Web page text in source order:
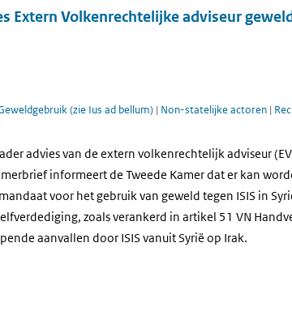
Extern Volkenrechtelijke adviseur
(zie Ius ad bellum) | Non-statelijke actoren |
advies van de extern volkenrechtelijk adviseur
informeert de Tweede Kamer dat er kan
voor het gebruik van geweld tegen ISIS in
zoals verankerd in artikel 51 VN
aanvallen door ISIS vanuit Syrië op Irak.